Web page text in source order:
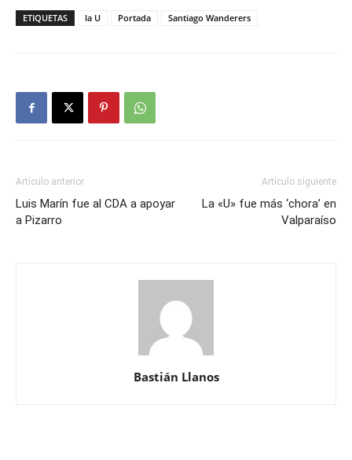
ETIQUETAS la U Portada Santiago Wanderers
Artículo anterior
Luis Marín fue al CDA a apoyar
a Pizarro
Artículo siguiente
La «U» fue más ‘chora’ en
Valparaíso
Bastián Llanos